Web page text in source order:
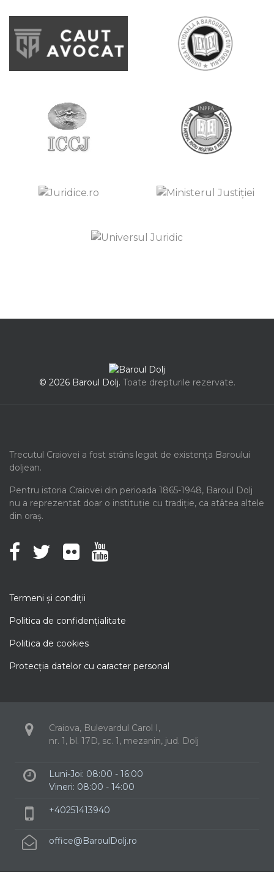
© 2026 Baroul Dolj. Toate drepturile rezervate.
Trecutul Craiovei a fost strâns legat de existența Baroului
doljean.
Pentru istoria Craiovei din perioada 1865-1948, Baroul Dolj
nu a reprezentat doar o instituție cu tradiție, ca atâtea altele
din oraș.
Termeni şi condiţii
Politica de confidenţialitate
Politica de cookies
Protecţia datelor cu caracter personal
Craiova, Bulevardul Carol I,
nr. 1, bl. 17D, sc. 1, mezanin, jud. Dolj
Luni-Joi: 08:00 - 16:00
Vineri: 08:00 - 14:00
+40251413940
office@BaroulDolj.ro